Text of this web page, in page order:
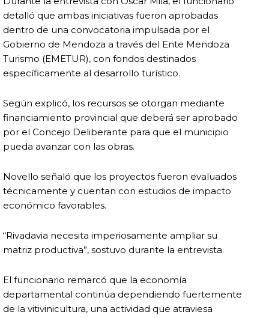
detalló que ambas iniciativas fueron aprobadas
dentro de una convocatoria impulsada por el
Gobierno de Mendoza a través del Ente Mendoza
Turismo (EMETUR), con fondos destinados
específicamente al desarrollo turístico.
Según explicó, los recursos se otorgan mediante
financiamiento provincial que deberá ser aprobado
por el Concejo Deliberante para que el municipio
pueda avanzar con las obras.
Novello señaló que los proyectos fueron evaluados
técnicamente y cuentan con estudios de impacto
económico favorables.
“Rivadavia necesita imperiosamente ampliar su
matriz productiva”, sostuvo durante la entrevista.
El funcionario remarcó que la economía
departamental continúa dependiendo fuertemente
de la vitivinicultura, una actividad que atraviesa